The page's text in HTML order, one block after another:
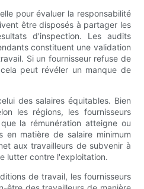
pour évaluer la responsabilité
être disposés à partager les
d'inspection. Les audits
constituent une validation
Si un fournisseur refuse de
peut révéler un manque de
des salaires équitables. Bien
les régions, les fournisseurs
la rémunération atteigne ou
en matière de salaire minimum
aux travailleurs de subvenir à
lutter contre l'exploitation.
de travail, les fournisseurs